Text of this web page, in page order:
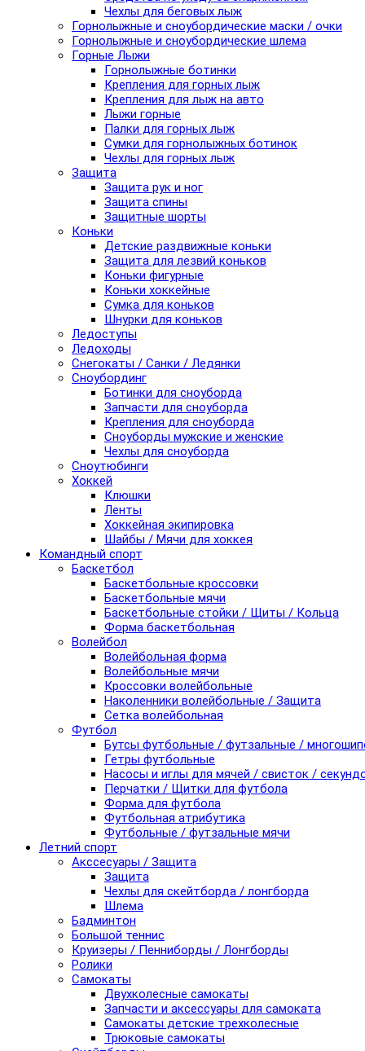
Чехлы для беговых лыж
Горнолыжные и сноубордические маски / очки
Горнолыжные и сноубордические шлема
Горные Лыжи
Горнолыжные ботинки
Крепления для горных лыж
Крепления для лыж на авто
Лыжи горные
Палки для горных лыж
Сумки для горнолыжных ботинок
Чехлы для горных лыж
Защита
Защита рук и ног
Защита спины
Защитные шорты
Коньки
Детские раздвижные коньки
Защита для лезвий коньков
Коньки фигурные
Коньки хоккейные
Сумка для коньков
Шнурки для коньков
Ледоступы
Ледоходы
Снегокаты / Санки / Ледянки
Сноубординг
Ботинки для сноуборда
Запчасти для сноуборда
Крепления для сноуборда
Сноуборды мужские и женские
Чехлы для сноуборда
Сноутюбинги
Хоккей
Клюшки
Ленты
Хоккейная экипировка
Шайбы / Мячи для хоккея
Командный спорт
Баскетбол
Баскетбольные кроссовки
Баскетбольные мячи
Баскетбольные стойки / Щиты / Кольца
Форма баскетбольная
Волейбол
Волейбольная форма
Волейбольные мячи
Кроссовки волейбольные
Наколенники волейбольные / Защита
Сетка волейбольная
Футбол
Бутсы футбольные / футзальные /
Гетры футбольные
Насосы и иглы для мячей / свисток /
Перчатки / Щитки для футбола
Форма для футбола
Футбольная атрибутика
Футбольные / футзальные мячи
Летний спорт
Акссесуары / Защита
Защита
Чехлы для скейтборда / лонгборда
Шлема
Бадминтон
Большой теннис
Круизеры / Пенниборды / Лонгборды
Ролики
Самокаты
Двухколесные самокаты
Запчасти и аксессуары для самоката
Самокаты детские трехколесные
Трюковые самокаты